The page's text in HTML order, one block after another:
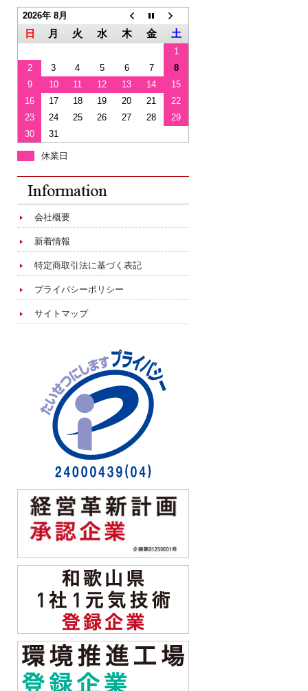
2026年 8月
日 月 火 水 木 金 土
1
2
3 4 5 6 7
8
9
10 11 12 13 14
15
16
17 18 19 20 21
22
23
24 25 26 27 28
29
30
31
休業日
会社概要
新着情報
特定商取引法に基づく表記
プライバシーポリシー
サイトマップ